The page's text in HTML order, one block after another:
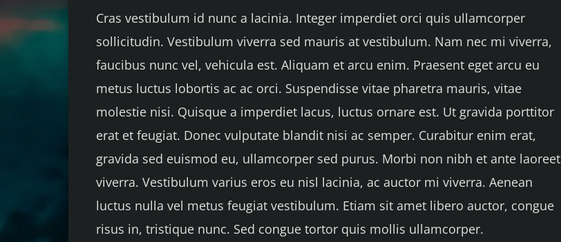
Cras vestibulum id nunc a lacinia. Integer imperdiet orci quis ullamcorper
sollicitudin. Vestibulum viverra sed mauris at vestibulum. Nam nec mi viverra,
faucibus nunc vel, vehicula est. Aliquam et arcu enim. Praesent eget arcu eu
metus luctus lobortis ac ac orci. Suspendisse vitae pharetra mauris, vitae
molestie nisi. Quisque a imperdiet lacus, luctus ornare est. Ut gravida porttitor
erat et feugiat. Donec vulputate blandit nisi ac semper. Curabitur enim erat,
gravida sed euismod eu, ullamcorper sed purus. Morbi non nibh et ante laoreet
viverra. Vestibulum varius eros eu nisl lacinia, ac auctor mi viverra. Aenean
luctus nulla vel metus feugiat vestibulum. Etiam sit amet libero auctor, congue
risus in, tristique nunc. Sed congue tortor quis mollis ullamcorper.